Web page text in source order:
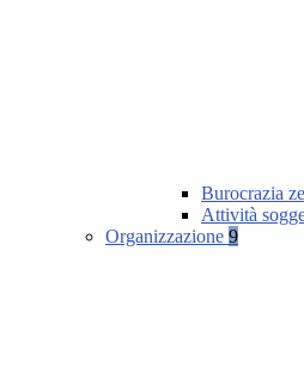
Burocrazia
Attività
Organizzazione 9